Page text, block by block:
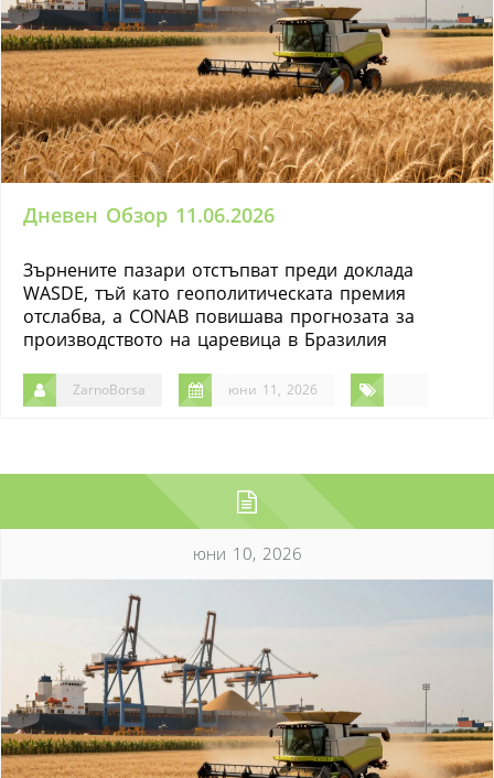
Дневен Обзор 11.06.2026
Зърнените пазари отстъпват преди доклада
WASDE, тъй като геополитическата премия
отслабва, а CONAB повишава прогнозата за
производството на царевица в Бразилия
ZarnoBorsa юни 11, 2026
юни 10, 2026